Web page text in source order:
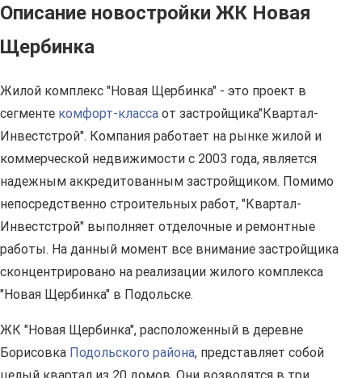
Описание новостройки ЖК Новая
Щербинка
Жилой комплекс "Новая Щербинка" - это проект в
сегменте комфорт-класса от застройщика"Квартал-
Инвестстрой". Компания работает на рынке жилой и
коммерческой недвижимости с 2003 года, является
надежным аккредитованным застройщиком. Помимо
непосредственно строительных работ, "Квартал-
Инвестстрой" выполняет отделочные и ремонтные
работы. На данный момент все внимание застройщика
сконцентрировано на реализации жилого комплекса
"Новая Щербинка" в Подольске.
ЖК "Новая Щербинка", расположенный в деревне
Борисовка Подольского района, представляет собой
целый квартал из 20 домов. Они возводятся в три